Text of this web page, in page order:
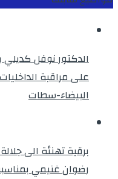
على مراقبة
البيضاء-سطات
برقية تهنئة الى
رضوان غنيمي